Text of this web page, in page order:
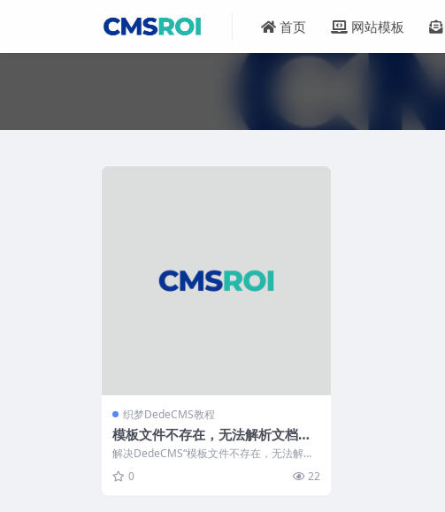
首页 网站模板
织梦DedeCMS教程
模板文件不存在，无法解析文档的
解决方法
解决DedeCMS“模板文件不存在，无法解析
文档”报错的方法：修改/includ...
0 22